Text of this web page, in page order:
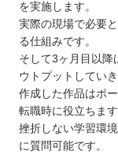
を実施します。
実際の現場で必要
る仕組みです。
そして3ヶ月目以降
ウトプットしていき
作成した作品はポ
転職時に役立ちます
挫折しない学習環
に質問可能です。